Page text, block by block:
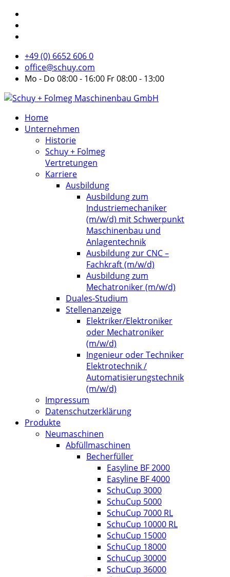
+49 (0) 6652 606 0
office@schuy.com
Mo - Do 08:00 - 16:00 Fr 08:00 - 13:00
Home
Unternehmen
Historie
Schuy + Folmeg
Vertretungen
Karriere
Ausbildung
Ausbildung zum
Industriemechaniker
(m/w/d) mit Schwerpunkt
Maschinenbau und
Anlagentechnik
Ausbildung zur CNC –
Fachkraft (m/w/d)
Ausbildung zum
Mechatroniker (m/w/d)
Duales-Studium
Stellenanzeige
Elektriker/Elektroniker
oder Mechatroniker
(m/w/d)
Ingenieur oder Techniker
Elektrotechnik /
Automatisierungstechnik
(m/w/d)
Impressum
Datenschutzerklärung
Produkte
Neumaschinen
Abfüllmaschinen
Becherfüller
Easyline BF 2000
Easyline BF 4000
SchuCup 3000
SchuCup 5000
SchuCup 7000 RL
SchuCup 10000 RL
SchuCup 15000
SchuCup 18000
SchuCup 30000
SchuCup 36000